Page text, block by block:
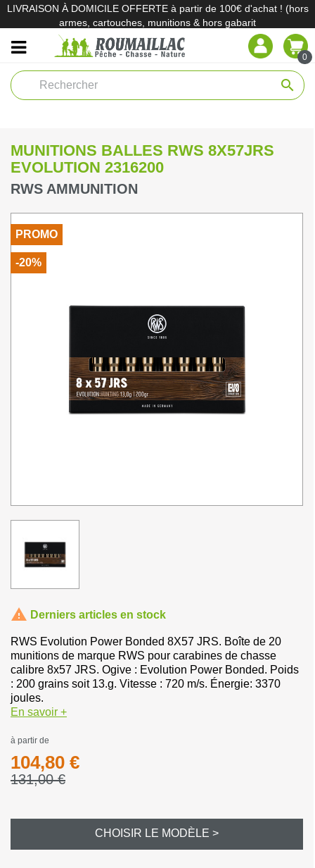
LIVRAISON À DOMICILE OFFERTE à partir de 100€ d'achat ! (hors
armes, cartouches, munitions & hors gabarit
0
search
MUNITIONS BALLES RWS 8X57JRS
EVOLUTION 2316200
RWS AMMUNITION
PROMO
-20%
 Derniers articles en stock
RWS Evolution Power Bonded 8X57 JRS. Boîte de 20
munitions de marque RWS pour carabines de chasse
calibre 8x57 JRS. Ogive : Evolution Power Bonded. Poids
: 200 grains soit 13.g. Vitesse : 720 m/s. Énergie: 3370
joules.
En savoir +
à partir de
104,80 €
131,00 €
CHOISIR LE MODÈLE >